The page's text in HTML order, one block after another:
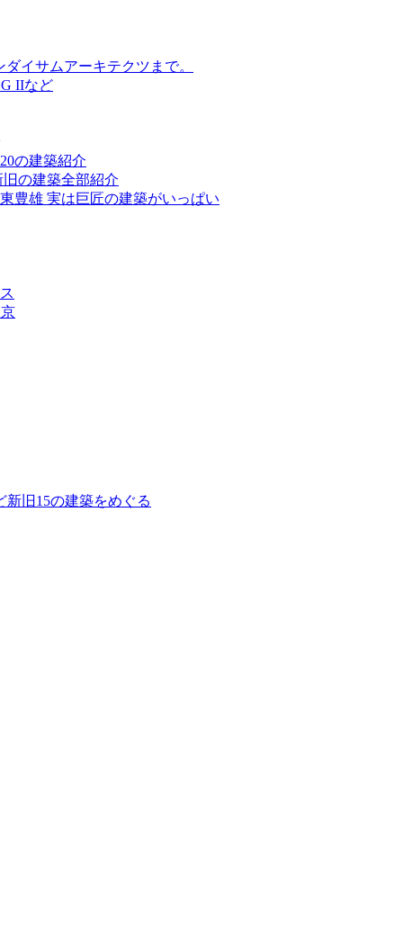
イサムアーキテクツまで。
IIなど
の建築紹介
の建築全部紹介
豊雄 実は巨匠の建築がいっぱい
旧15の建築をめぐる